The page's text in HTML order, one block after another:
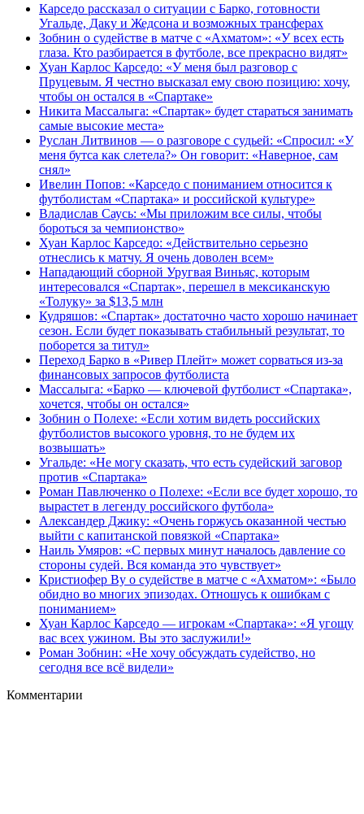
Карседо рассказал о ситуации с Барко, готовности
Угальде, Даку и Жедсона и возможных трансферах
Зобнин о судействе в матче с «Ахматом»: «У всех есть
глаза. Кто разбирается в футболе, все прекрасно видят»
Хуан Карлос Карседо: «У меня был разговор с
Пруцевым. Я честно высказал ему свою позицию: хочу,
чтобы он остался в «Спартаке»
Никита Массалыга: «Спартак» будет стараться занимать
самые высокие места»
Руслан Литвинов — о разговоре с судьей: «Спросил: «У
меня бутса как слетела?» Он говорит: «Наверное, сам
снял»
Ивелин Попов: «Карседо с пониманием относится к
футболистам «Спартака» и российской культуре»
Владислав Саусь: «Мы приложим все силы, чтобы
бороться за чемпионство»
Хуан Карлос Карседо: «Действительно серьезно
отнеслись к матчу. Я очень доволен всем»
Нападающий сборной Уругвая Виньяс, которым
интересовался «Спартак», перешел в мексиканскую
«Толуку» за $13,5 млн
Кудряшов: «Спартак» достаточно часто хорошо начинает
сезон. Если будет показывать стабильный результат, то
поборется за титул»
Переход Барко в «Ривер Плейт» может сорваться из‑за
финансовых запросов футболиста
Массалыга: «Барко — ключевой футболист «Спартака»,
хочется, чтобы он остался»
Зобнин о Полехе: «Если хотим видеть российских
футболистов высокого уровня, то не будем их
возвышать»
Угальде: «Не могу сказать, что есть судейский заговор
против «Спартака»
Роман Павлюченко о Полехе: «Если все будет хорошо, то
вырастет в легенду российского футбола»
Александер Джику: «Очень горжусь оказанной честью
выйти с капитанской повязкой «Спартака»
Наиль Умяров: «С первых минут началось давление со
стороны судей. Вся команда это чувствует»
Кристиофер Ву о судействе в матче с «Ахматом»: «Было
обидно во многих эпизодах. Отношусь к ошибкам с
пониманием»
Хуан Карлос Карседо — игрокам «Спартака»: «Я угощу
вас всех ужином. Вы это заслужили!»
Роман Зобнин: «Не хочу обсуждать судейство, но
сегодня все всё видели»
Комментарии